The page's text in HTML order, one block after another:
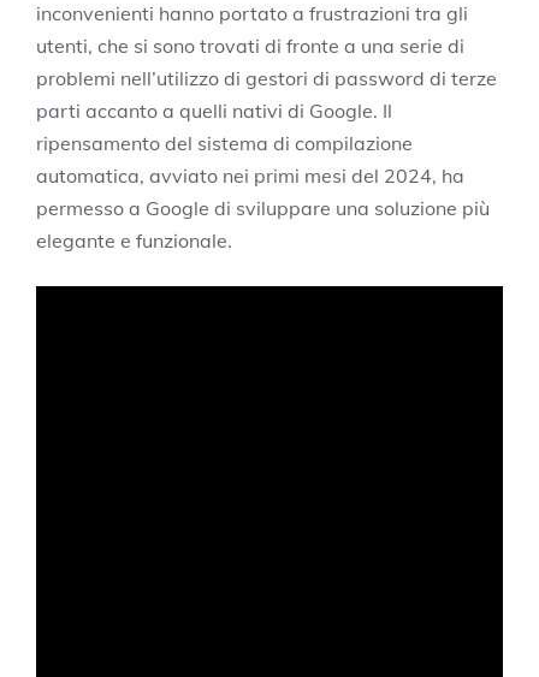
inconvenienti hanno portato a frustrazioni tra gli
utenti, che si sono trovati di fronte a una serie di
problemi nell’utilizzo di gestori di password di terze
parti accanto a quelli nativi di Google. Il
ripensamento del sistema di compilazione
automatica, avviato nei primi mesi del 2024, ha
permesso a Google di sviluppare una soluzione più
elegante e funzionale.